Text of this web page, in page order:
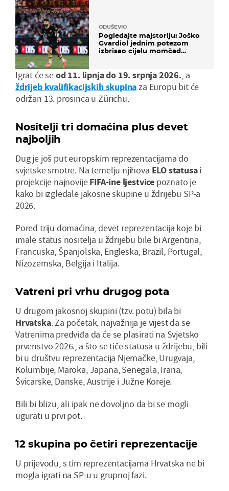
ODUŠEVIO
Pogledajte majstoriju: Joško
Gvardiol jednim potezom
izbrisao cijelu momčad
Igrat će seod 11. lipnja do 19. srpnja 2026., a
ždrijeb kvalifikacijskih skupinaza Europu bit će
održan 13. prosinca u Zürichu.
Nositelji tri domaćina plus devet
najboljih
Dug je još put europskim reprezentacijama do
svjetske smotre. Na temelju njihova ELO statusai
projekcije najnovijeFIFA-ine ljestvice poznato je
kako bi izgledale jakosne skupine u ždrijebu SP-a
2026.
Pored triju domaćina, devet reprezentacija koje bi
imale status nositelja u ždrijebu bile bi Argentina,
Francuska, Španjolska, Engleska, Brazil, Portugal,
Nizozemska, Belgija i Italija.
Vatreni pri vrhu drugog pota
U drugom jakosnoj skupini (tzv. potu) bila bi
Hrvatska. Za početak, najvažnija je vijest da se
Vatrenima predviđa da će se plasirati na Svjetsko
prvenstvo 2026., a što se tiče statusa u ždrijebu, bili
bi u društvu reprezentacija Njemačke, Urugvaja,
Kolumbije, Maroka, Japana, Senegala, Irana,
Švicarske, Danske, Austrije i Južne Koreje.
Bili bi blizu, ali ipak ne dovoljno da bi se mogli
ugurati u prvi pot.
12 skupina po četiri reprezentacije
U prijevodu, s tim reprezentacijama Hrvatska ne bi
mogla igrati na SP-u u grupnoj fazi.